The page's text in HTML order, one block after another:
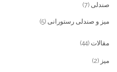
سوالات متداول
صندلی (7)
میز و صندلی رستورانی (5)
مقالات (44)
میز (2)